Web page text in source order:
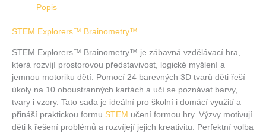
Popis
STEM Explorers™ Brainometry™
STEM Explorers™ Brainometry™ je zábavná vzdělávací hra,
která rozvíjí prostorovou představivost, logické myšlení a
jemnou motoriku dětí. Pomocí 24 barevných 3D tvarů děti řeší
úkoly na 10 oboustranných kartách a učí se poznávat barvy,
tvary i vzory. Tato sada je ideální pro školní i domácí využití a
přináší praktickou formu STEM učení formou hry. Výzvy motivují
děti k řešení problémů a rozvíjejí jejich kreativitu. Perfektní volba